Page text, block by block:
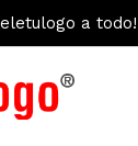
a todo!